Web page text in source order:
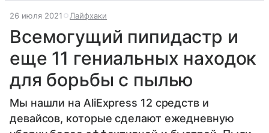
26 июля 2021 Лайфхаки
Всемогущий пипидастр и
еще 11 гениальных находок
для борьбы с пылью
Мы нашли на AliExpress 12 средств и
девайсов, которые сделают ежедневную